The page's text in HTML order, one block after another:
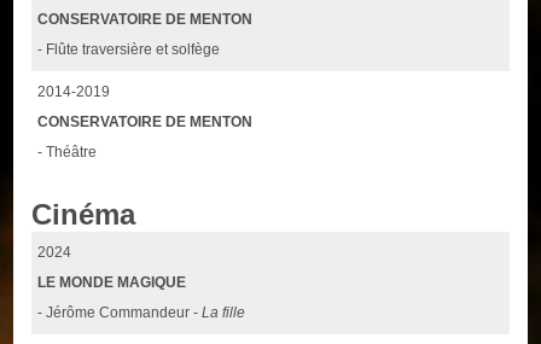
CONSERVATOIRE DE MENTON
- Flûte traversière et solfège
2014-2019
CONSERVATOIRE DE MENTON
- Théâtre
Cinéma
2024
LE MONDE MAGIQUE
- Jérôme Commandeur -La fille